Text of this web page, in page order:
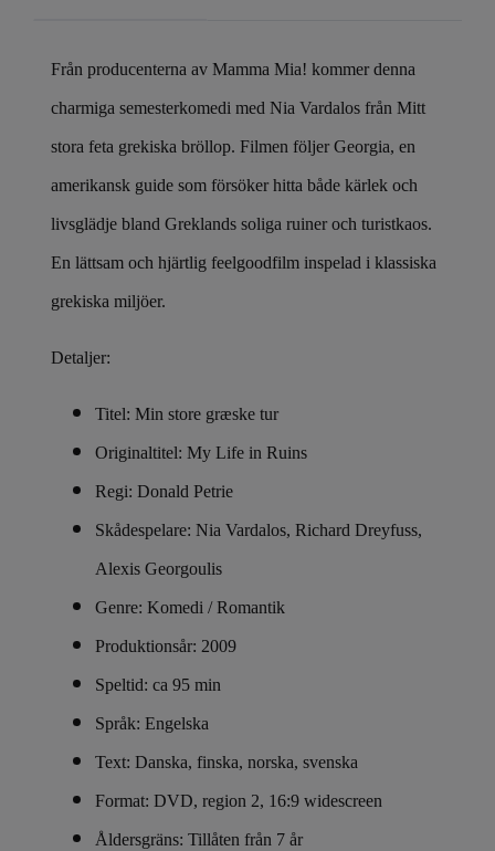
Från producenterna av Mamma Mia! kommer denna
charmiga semesterkomedi med Nia Vardalos från Mitt
stora feta grekiska bröllop. Filmen följer Georgia, en
amerikansk guide som försöker hitta både kärlek och
livsglädje bland Greklands soliga ruiner och turistkaos.
En lättsam och hjärtlig feelgoodfilm inspelad i klassiska
grekiska miljöer.
Detaljer:
Titel: Min store græske tur
Originaltitel: My Life in Ruins
Regi: Donald Petrie
Skådespelare: Nia Vardalos, Richard Dreyfuss,
Alexis Georgoulis
Genre: Komedi / Romantik
Produktionsår: 2009
Speltid: ca 95 min
Språk: Engelska
Text: Danska, finska, norska, svenska
Format: DVD, region 2, 16:9 widescreen
Åldersgräns: Tillåten från 7 år